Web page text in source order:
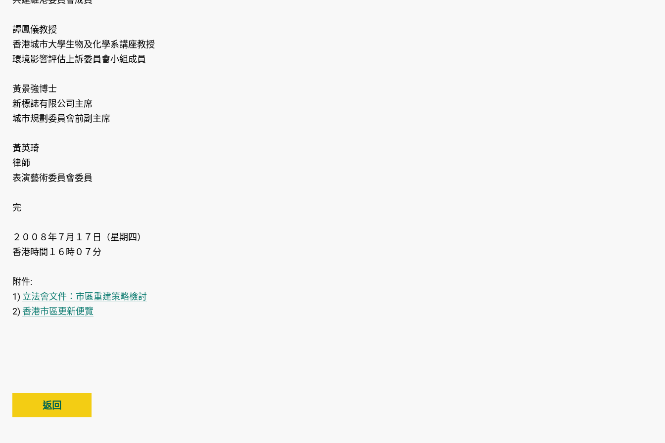
譚鳳儀教授
香港城市大學生物及化學系講座教授
環境影響評估上訴委員會小組成員
黃景強博士
新標誌有限公司主席
城市規劃委員會前副主席
黃英琦
律師
表演藝術委員會委員
完
２００８年７月１７日（星期四）
香港時間１６時０７分
附件:
1) 立法會文件：市區重建策略檢討
2) 香港市區更新便覽
返回